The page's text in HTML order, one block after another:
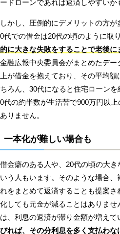
ードローンであれば返済しやすいか
しかし、圧倒的にデメリットの方
0代での借金は20代の頃のように取
的に大きな失敗をすることで老後に
金融広報中央委員会がまとめたデー
上が借金を抱えており、その平均
ちろん、30代になると住宅ローン
0代の約半数が生活苦で900万円以
ありません。
一本化が難しい場合も
借金癖のある人や、20代の頃の大
いう人もいます。そのような場合
れをまとめて返済することも提案
化しても元金が減ることはありま
は、利息の返済が滞り金額が増えて
びれば、その分利息を多く支払わな